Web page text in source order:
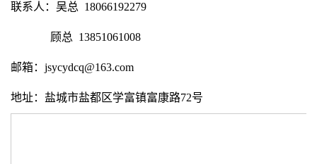
联系人：吴总 18066192279
顾总 13851061008
邮箱：jsycydcq@163.com
地址：盐城市盐都区学富镇富康路72号